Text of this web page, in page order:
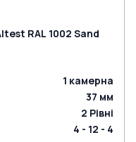
RAL 1002 Sand
1 камерна
37 мм
2 Рівні
4 - 12 - 4